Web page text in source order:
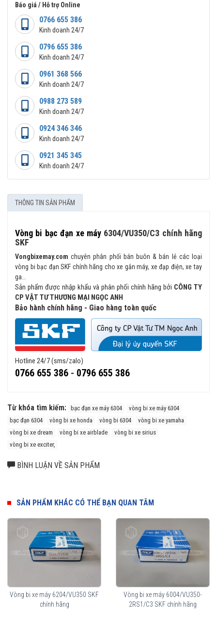
Báo giá / Hỗ trợ Online
0766 655 386
Kinh doanh 24/7
0796 655 386
Kinh doanh 24/7
0961 368 566
Kinh doanh 24/7
0988 273 589
Kinh doanh 24/7
0924 346 346
Kinh doanh 24/7
0921 345 345
Kinh doanh 24/7
THÔNG TIN SẢN PHẨM
Vòng bi bạc đạn xe máy6304/VU350/C3 chính hãng
SKF
Vongbixemay.com chuyên phân phối bán buôn & bán lẻ các loại
vòng bi bạc đạn SKF chính hãng cho xe gắn máy, xe đạp điện, xe tay
ga...
Sản phẩm được nhập khẩu và phân phối chính hãng bởi CÔNG TY
CP VẬT TƯ THƯƠNG MẠI NGỌC ANH
Bảo hành chính hãng - Giao hàng toàn quốc
Hotline 24/7 (sms/zalo)
0766 655 386 - 0796 655 386
Từ khóa tìm kiếm: bạc đạn xe máy 6304
vòng bi xe máy 6304
bạc đạn 6304
vòng bi xe honda vòng bi 6304
vòng bi xe yamaha
vòng bi xe dream
vòng bi xe airblade
vòng bi xe sirius
vòng bi xe exciter,
BÌNH LUẬN VỀ SẢN PHẨM
SẢN PHẨM KHÁC CÓ THỂ BẠN QUAN TÂM
Vòng bi xe máy 6204/VU350 SKF
chính hãng
Vòng bi xe máy 6004/VU350-
2RS1/C3 SKF chính hãng